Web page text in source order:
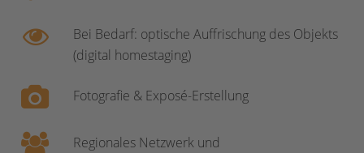
Bei Bedarf: optische Auffrischung des Objekts
(digital homestaging)
Fotografie & Exposé-Erstellung
Regionales Netzwerk und